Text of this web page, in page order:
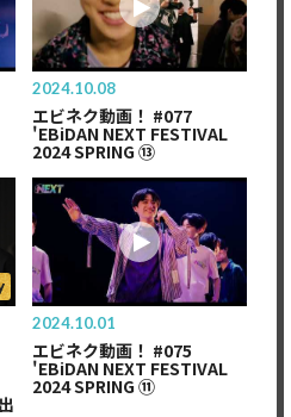
2024.10.08
エビネク動画！ #077
'EBiDAN NEXT FESTIVAL
2024 SPRING ⑬
2024.10.01
エビネク動画！ #075
'EBiDAN NEXT FESTIVAL
2024 SPRING ⑪